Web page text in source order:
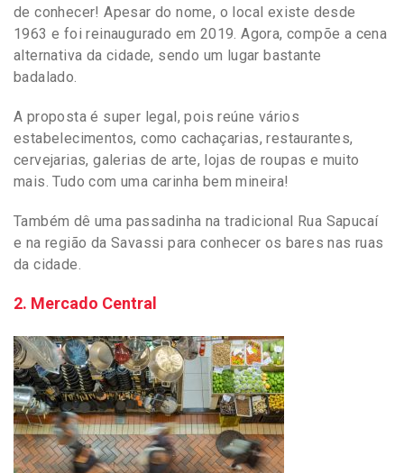
de conhecer! Apesar do nome, o local existe desde
1963 e foi reinaugurado em 2019. Agora, compõe a cena
alternativa da cidade, sendo um lugar bastante
badalado.
A proposta é super legal, pois reúne vários
estabelecimentos, como cachaçarias, restaurantes,
cervejarias, galerias de arte, lojas de roupas e muito
mais. Tudo com uma carinha bem mineira!
Também dê uma passadinha na tradicional Rua Sapucaí
e na região da Savassi para conhecer os bares nas ruas
da cidade.
2. Mercado Central